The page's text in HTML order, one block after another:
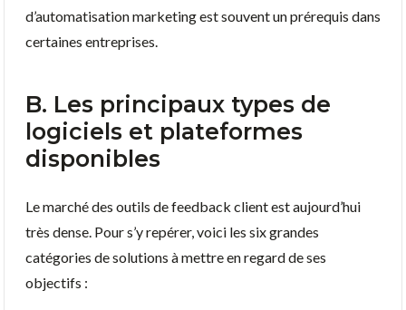
d’automatisation marketing est souvent un prérequis dans
certaines entreprises.
B. Les principaux types de
logiciels et plateformes
disponibles
Le marché des outils de feedback client est aujourd’hui
très dense. Pour s’y repérer, voici les six grandes
catégories de solutions à mettre en regard de ses
objectifs :